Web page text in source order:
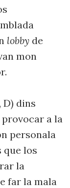
lobby de
mon
D) dins
provocar a la
personala
que los
la
far la mala